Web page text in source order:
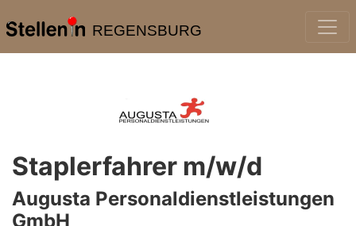
REGENSBURG
Staplerfahrer m/w/d
Augusta Personaldienstleistungen
GmbH